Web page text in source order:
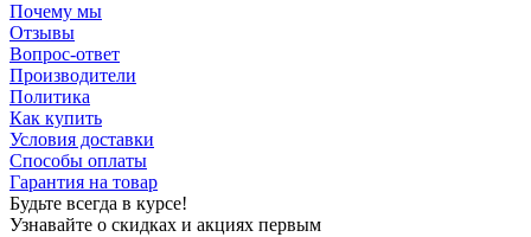
Почему мы
Отзывы
Вопрос-ответ
Производители
Политика
Как купить
Условия доставки
Способы оплаты
Гарантия на товар
Будьте всегда в курсе!
Узнавайте о скидках и акциях первым